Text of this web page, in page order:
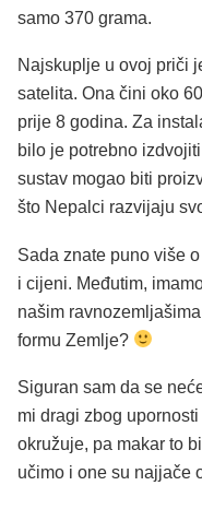
samo 370 grama.
Najskuplje u ovoj priči
satelita. Ona čini oko
prije 8 godina. Za
bilo je potrebno
sustav mogao biti
što Nepalci razvijaju
Sada znate puno više
i cijeni. Međutim,
našim
formu Zemlje?
Siguran sam da se
mi dragi zbog
okružuje, pa makar to
učimo i one su najjače